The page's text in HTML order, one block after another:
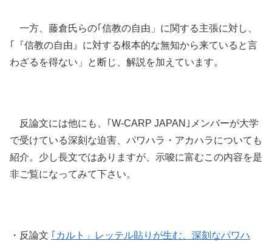
一方、藤倉氏らの｢信教の自由」に関する主張に対し、
｢『信教の自由』に対する根本的な無知から来ていると言
わざるを得ない」と断じ、解説を加えています。
反論文には他にも、｢W-CARP JAPAN｣メンバーが大学
で受けている深刻な迫害、パワハラ・アカハラについても
紹介。少し長文ではありますが、示唆に富むこの内容を是
非ご覧になってみて下さい。
・反論文 ｢カルト」レッテル貼りが生む、深刻なパワハ